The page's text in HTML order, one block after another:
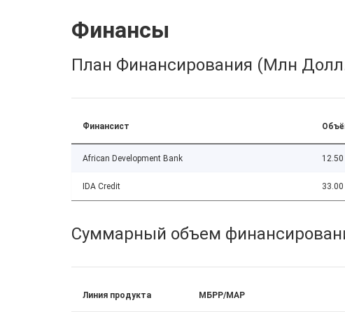
Финансы
План Финансирования (Млн
Финансист
African Development Bank 12.50
IDA Credit 33.00
Суммарный объем
Линия продукта МБРР/МАР